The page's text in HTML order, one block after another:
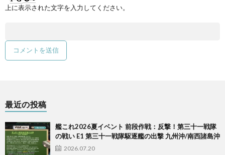
上に表示された文字を入力してください。
最近の投稿
艦これ2026夏イベント 前段作戦：反撃！第三十一戦隊
の戦い E1 第三十一戦隊駆逐艦の出撃 九州沖/南西諸島沖
2026.07.20